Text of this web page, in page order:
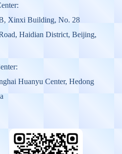
Xinxi Building, No. 28
Haidian District, Beijing,
Huanyu Center, Hedong